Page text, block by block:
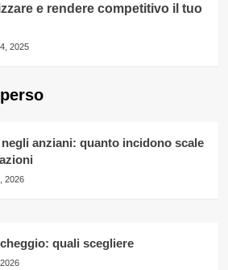
e rendere competitivo il tuo
2025
anziani: quanto incidono scale
2026
quali scegliere